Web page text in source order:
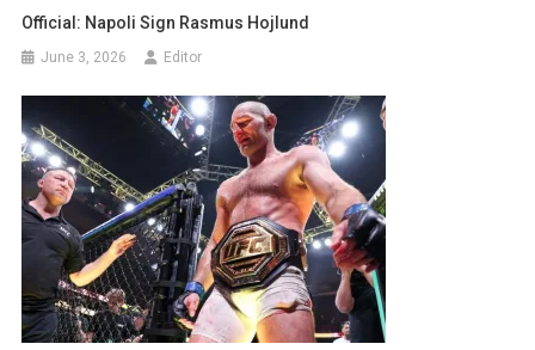
Official: Napoli Sign Rasmus Hojlund
June 3, 2026 Editor